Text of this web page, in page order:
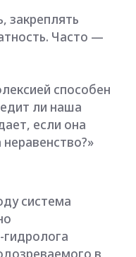
запуск
системе, не
часто ведет к
роль в
в ту же